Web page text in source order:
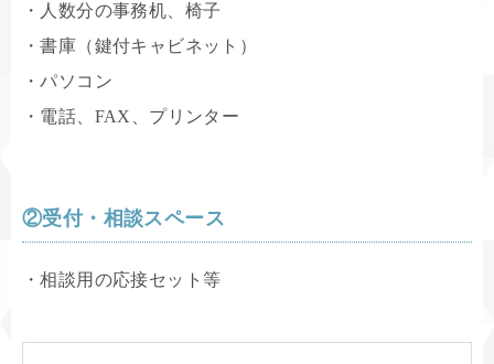
・人数分の事務机、椅子
・書庫（鍵付キャビネット）
・パソコン
・電話、FAX、プリンター
②受付・相談スペース
・相談用の応接セット等